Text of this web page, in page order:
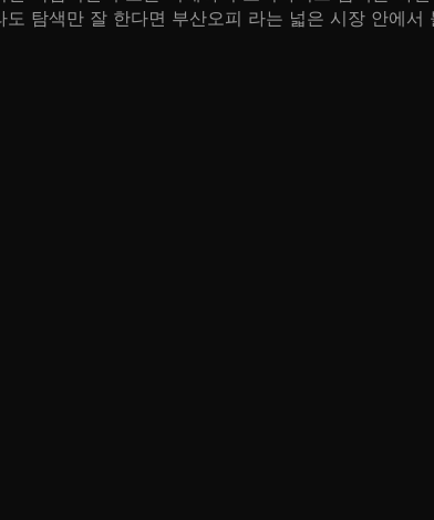
탐색만 잘 한다면 부산오피 라는 넓은 시장 안에서